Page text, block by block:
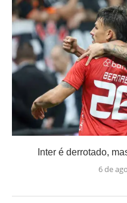
Inter é derrotado,
6 de